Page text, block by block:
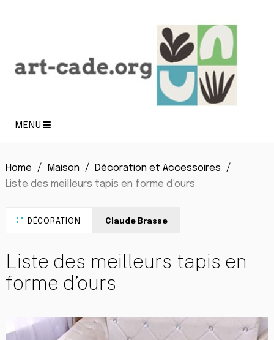
MENU
Home Maison
Décoration et Accessoires
Liste des meilleurs tapis en forme d’ours
DÉCORATION Claude Brasse
Liste des meilleurs tapis en
forme d’ours